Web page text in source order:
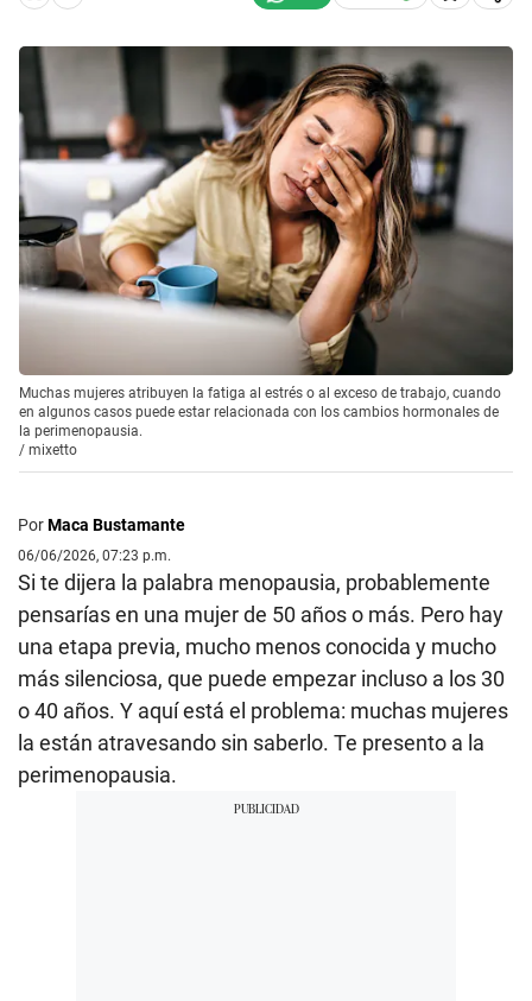
Muchas mujeres atribuyen la fatiga al estrés o al exceso de trabajo, cuando
en algunos casos puede estar relacionada con los cambios hormonales de
la perimenopausia.
/ mixetto
PorMaca Bustamante
06/06/2026, 07:23 p.m.
Si te dijera la palabra menopausia, probablemente
pensarías en una mujer de 50 años o más. Pero hay
una etapa previa, mucho menos conocida y mucho
más silenciosa, que puede empezar incluso a los 30
o 40 años. Y aquí está el problema: muchas mujeres
la están atravesando sin saberlo. Te presento a la
perimenopausia.